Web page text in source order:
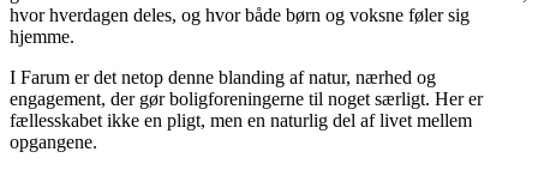
hvor hverdagen deles, og hvor både børn og voksne føler sig
hjemme.
I Farum er det netop denne blanding af natur, nærhed og
engagement, der gør boligforeningerne til noget særligt. Her er
fællesskabet ikke en pligt, men en naturlig del af livet mellem
opgangene.